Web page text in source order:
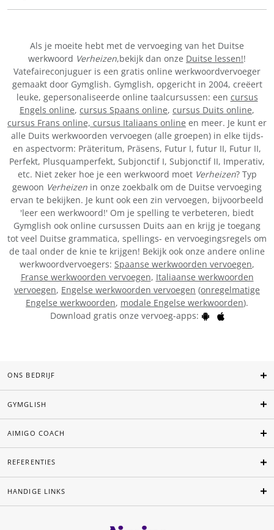
Als je moeite hebt met de vervoeging van het Duitse
werkwoord Verheizen,bekijk dan onze Duitse lessen!!
Vatefaireconjuguer is een gratis online werkwoordvervoeger
gemaakt door Gymglish. Gymglish, opgericht in 2004, creëert
leuke, gepersonaliseerde online taalcursussen: een cursus
Engels online, cursus Spaans online, cursus Duits online,
cursus Frans online, cursus Italiaans online en meer. Je kunt er
alle Duits werkwoorden vervoegen (alle groepen) in elke tijds-
en aspectvorm: Präteritum, Präsens, Futur I, futur II, Futur II,
Perfekt, Plusquamperfekt, Subjonctif I, Subjonctif II, Imperativ,
etc. Niet zeker hoe je een werkwoord moet Verheizen? Typ
gewoon Verheizen in onze zoekbalk om de Duitse vervoeging
ervan te bekijken. Je kunt ook een zin vervoegen, bijvoorbeeld
'leer een werkwoord!' Om je spelling te verbeteren, biedt
Gymglish ook online cursussen Duits aan en krijg je toegang
tot veel Duitse grammatica, spellings- en vervoegingsregels om
de taal onder de knie te krijgen! Bekijk ook onze andere online
werkwoordvervoegers: Spaanse werkwoorden vervoegen,
Franse werkwoorden vervoegen, Italiaanse werkwoorden
vervoegen, Engelse werkwoorden vervoegen (onregelmatige
Engelse werkwoorden, modale Engelse werkwoorden).
Download gratis onze vervoeg-apps:
ONS BEDRIJF
GYMGLISH
AIMIGO COACH
REFERENTIES
HANDIGE LINKS